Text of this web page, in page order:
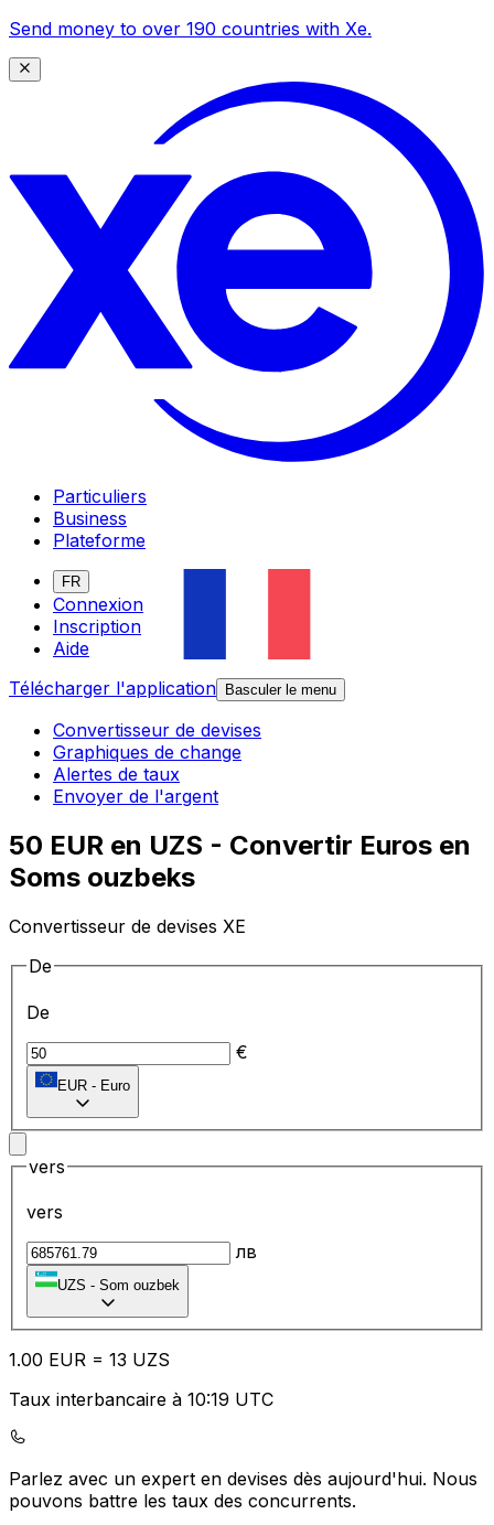
Send money to over 190 countries with Xe.
Particuliers
Business
Plateforme
FR
Connexion
Inscription
Aide
Télécharger l'application
Basculer le menu
Convertisseur de devises
Graphiques de change
Alertes de taux
Envoyer de l'argent
50 EUR en UZS - Convertir Euros en
Soms ouzbeks
Convertisseur de devises XE
De
De
€
EUR - Euro
vers
vers
лв
UZS - Som ouzbek
1.00 EUR = 13 UZS
Taux interbancaire à 10:19 UTC
Parlez avec un expert en devises dès aujourd'hui. Nous
pouvons battre les taux des concurrents.